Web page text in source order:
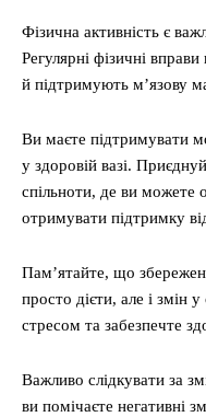
Фізична активність є
Регулярні фізичні
й підтримують м’язову
Ви маєте підтримувати
у здоровій вазі.
спільноти, де ви можете
отримувати підтримку
Пам’ятайте, що
просто дієти, але і змін
стресом та забезпечте
Важливо слідкувати за
ви помічаєте негативні